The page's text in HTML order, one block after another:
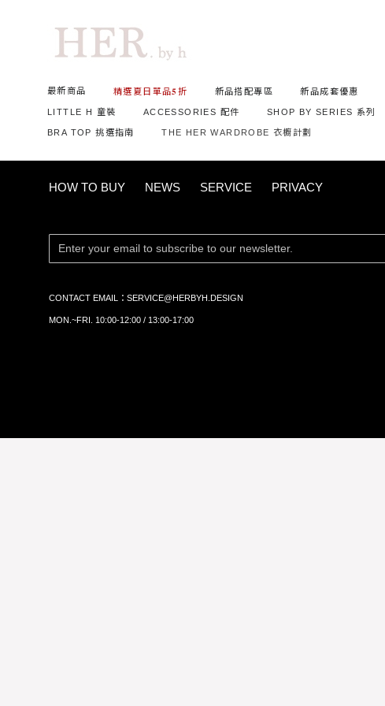
最新商品 精選夏日單品𝟓折 新品搭配專區 新品成套優惠
LITTLE H 童裝 ACCESSORIES 配件 SHOP BY SERIES 系列
BRA TOP 挑選指南 THE HER WARDROBE 衣櫥計劃
首頁 ALL 全部商品 高腰打褶皮短褲
HOW TO BUY NEWS SERVICE PRIVACY
CONTACT EMAIL： SERVICE@HERBYH.DESIGN
MON.~FRI. 10:00-12:00 / 13:00-17:00